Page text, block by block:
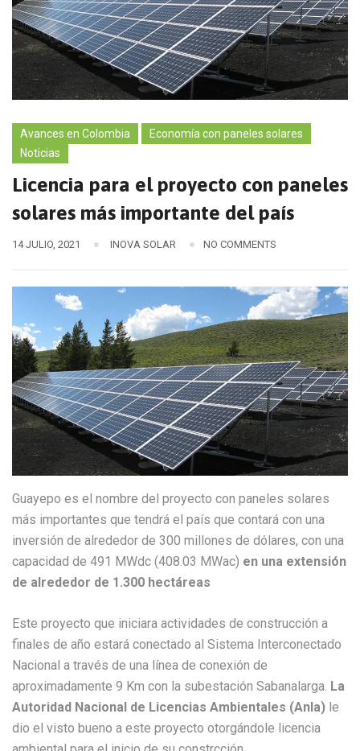
Avances en Colombia
Economía con paneles solares
Noticias
Licencia para el proyecto con paneles
solares más importante del país
14 JULIO, 2021 INOVA SOLAR NO COMMENTS
Guayepo es el nombre del proyecto con paneles solares
más importantes que tendrá el país que contará con una
inversión de alrededor de 300 millones de dólares, con una
capacidad de 491 MWdc (408.03 MWac) en una extensión
de alrededor de 1.300 hectáreas
Este proyecto que iniciara actividades de construcción a
finales de año estará conectado al Sistema Interconectado
Nacional a través de una línea de conexión de
aproximadamente 9 Km con la subestación Sabanalarga. La
Autoridad Nacional de Licencias Ambientales (Anla) le
dio el visto bueno a este proyecto otorgándole licencia